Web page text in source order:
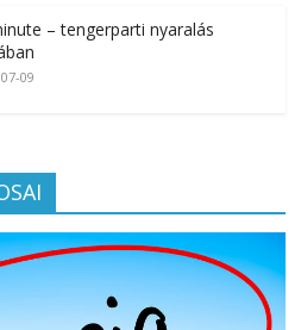
– tengerparti nyaralás
09